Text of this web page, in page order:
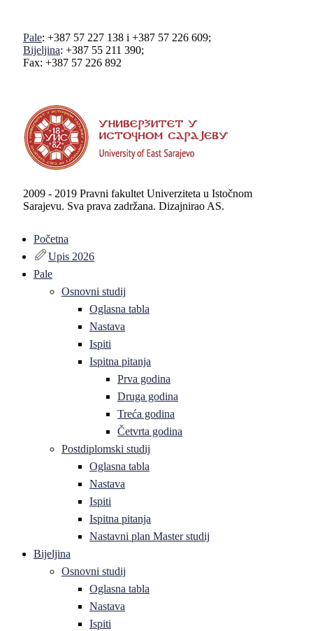
Pale: +387 57 227 138 i +387 57 226 609;
Bijeljina: +387 55 211 390;
Fax: +387 57 226 892
2009 - 2019 Pravni fakultet Univerziteta u Istočnom
Sarajevu. Sva prava zadržana. Dizajnirao AS.
Početna
Upis 2026
Pale
Osnovni studij
Oglasna tabla
Nastava
Ispiti
Ispitna pitanja
Prva godina
Druga godina
Treća godina
Četvrta godina
Postdiplomski studij
Oglasna tabla
Nastava
Ispiti
Ispitna pitanja
Nastavni plan Master studij
Bijeljina
Osnovni studij
Oglasna tabla
Nastava
Ispiti